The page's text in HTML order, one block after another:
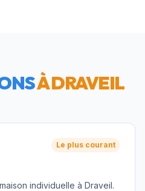
ÀDRAVEIL
Le plus courant
individuelle à Draveil.